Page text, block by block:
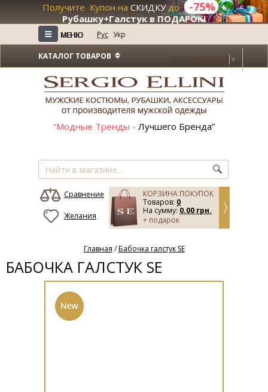
Получите Купон на СКИДКУдо -75% +
Рубашку+Галстук в ПОДАРОК!
≡ МЕНЮ Рус Укр
SELECT LANGUAGE ▼
КАТАЛОГ ТОВАРОВ
“Модные Тренды - Лучшего Бренда”
КОРЗИНА ПОКУПОК
Товаров: 0
На сумму: 0.00 грн.
+ подарок
Сравнение
Желания
Главная /Бабочка галстук SE
БАБОЧКА ГАЛСТУК SE
≡ МЕНЮ